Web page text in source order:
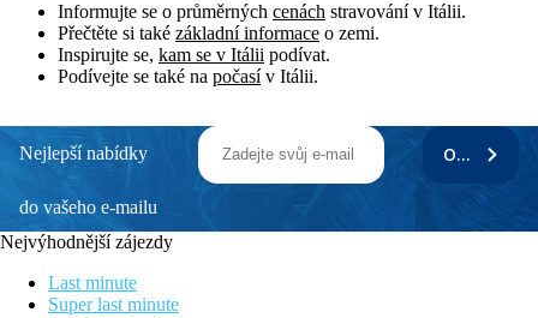
Informujte se o průměrných cenách stravování v Itálii.
Přečtěte si také základní informace o zemi.
Inspirujte se, kam se v Itálii podívat.
Podívejte se také na počasí v Itálii.
Nejlepší nabídky
do vašeho e-mailu
ODEBÍRAT
Nejvýhodnější zájezdy
Last minute
Super last minute